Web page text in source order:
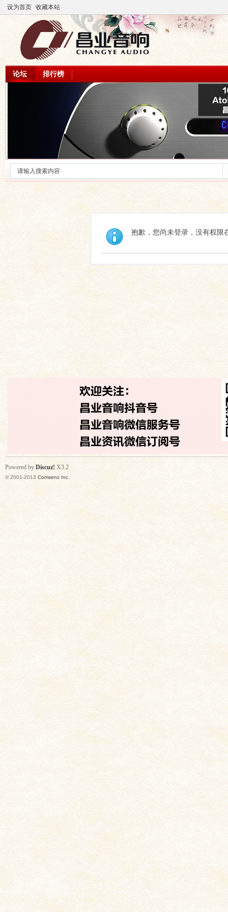
设为首页 收藏本站
论坛 排行榜
抱歉，您尚未登录，没有权限
Powered by Discuz! X3.2
© 2001-2013 Comsenz Inc.